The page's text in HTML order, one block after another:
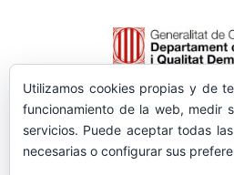
Utilizamos cookies propias y de
funcionamiento de la web, medir
servicios. Puede aceptar todas
necesarias o configurar sus